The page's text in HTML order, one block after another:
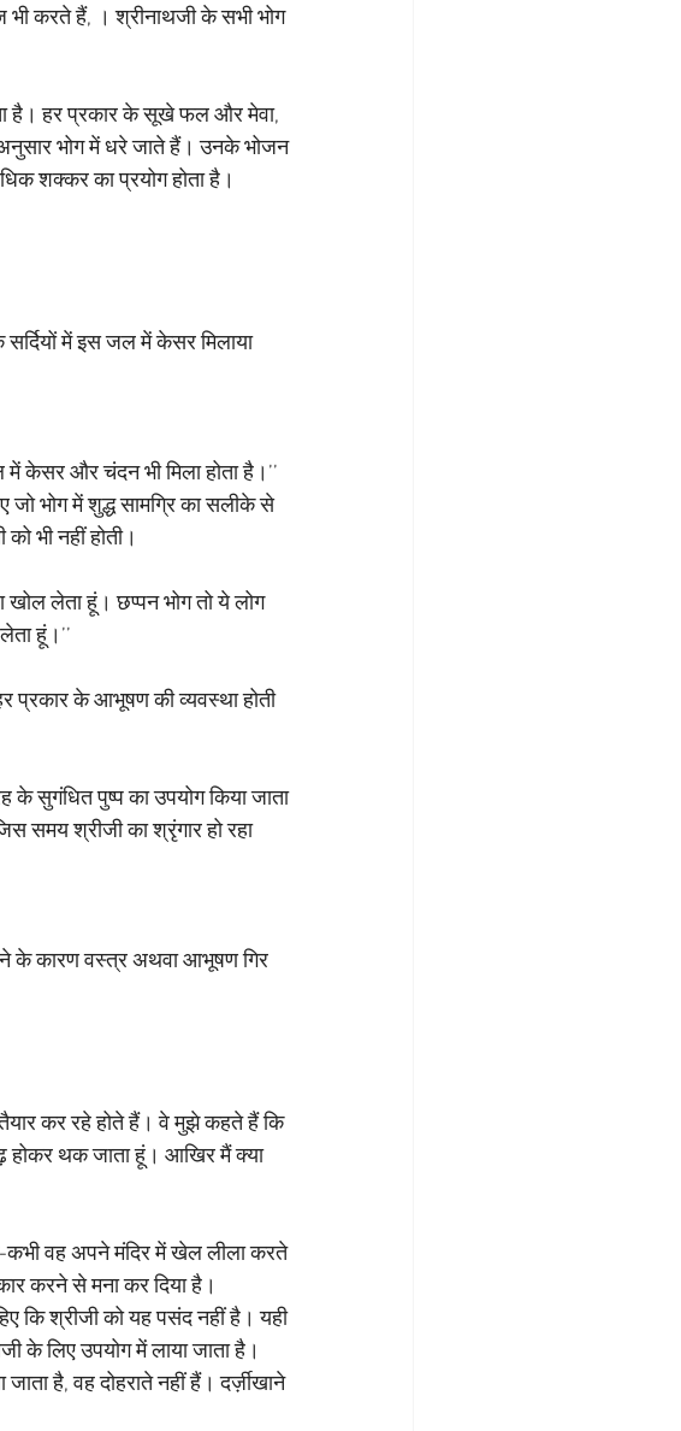
भी करते हैं, । श्रीनाथजी के सभी भोग
है। हर प्रकार के सूखे फल और मेवा,
अनुसार भोग में धरे जाते हैं। उनके भोजन
शक्कर का प्रयोग होता है।
में इस जल में केसर मिलाया
केसर और चंदन भी मिला होता है।’’
जो भोग में शुद्ध सामग्रि का सलीके से
भी नहीं होती।
खोल लेता हूं। छप्पन भोग तो ये लोग
हूं।’’
प्रकार के आभूषण की व्यवस्था होती
के सुगंधित पुष्प का उपयोग किया जाता
समय श्रीजी का श्रृंगार हो रहा
के कारण वस्त्र अथवा आभूषण गिर
कर रहे होते हैं। वे मुझे कहते हैं कि
होकर थक जाता हूं। आखिर मैं क्या
कभी वह अपने मंदिर में खेल लीला करते
करने से मना कर दिया है।
कि श्रीजी को यह पसंद नहीं है। यही
के लिए उपयोग में लाया जाता है।
है, वह दोहराते नहीं हैं। दर्ज़ीखाने